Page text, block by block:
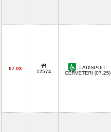
07.03
12574
LADISPOLI-
CERVETERI (07.25)